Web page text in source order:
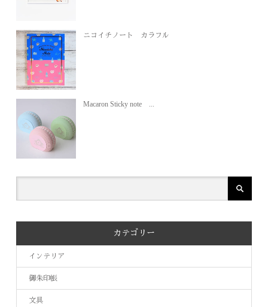
ニコイチノート カラフル
Macaron Sticky note ...
カテゴリー
インテリア
御朱印帳
文具